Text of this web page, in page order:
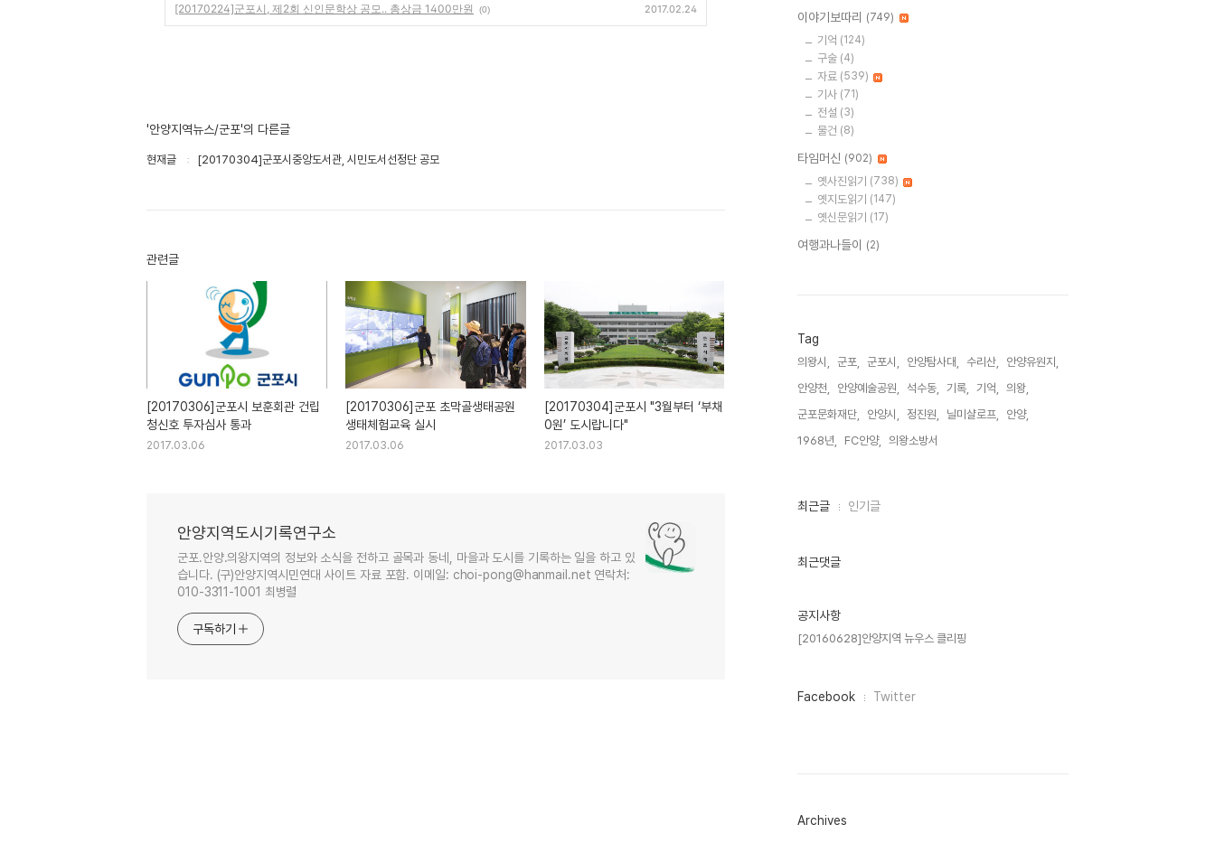
[20170224]군포시, 제2회 신인문학상 공모.. 총상금 1400만원 (0) 2017.02.24
'안양지역뉴스/군포'의 다른글
현재글 [20170304]군포시중앙도서관, 시민도서선정단 공모
관련글
[20170306]군포시 보훈회관 건립
청신호 투자심사 통과
2017.03.06
[20170306]군포 초막골생태공원
생태체험교육 실시
2017.03.06
[20170304]군포시 "3월부터 ‘부채
0원’ 도시랍니다"
2017.03.03
안양지역도시기록연구소
군포.안양.의왕지역의 정보와 소식을 전하고 골목과 동네, 마을과 도시를 기록하는 일을 하고 있
습니다. (구)안양지역시민연대 사이트 자료 포함. 이메일: choi-pong@hanmail.net 연락처:
010-3311-1001 최병렬
구독하기
이야기보따리 (749)
기억 (124)
구술 (4)
자료 (539)
기사 (71)
전설 (3)
물건 (8)
타임머신 (902)
옛사진읽기 (738)
옛지도읽기 (147)
옛신문읽기 (17)
여행과나들이 (2)
Tag
의왕시, 군포, 군포시, 안양탐사대, 수리산,
안양유원지,
안양천,
안양예술공원, 석수동, 기록, 기억,
의왕,
군포문화재단,
안양시, 정진원, 닐미샬로프,
안양,
1968년,
FC안양, 의왕소방서,
최
인
최근글 인기글
최근댓글
공지사항
[20160628]안양지역 뉴우스 클리핑
페
그
Facebook Twitter
Archives